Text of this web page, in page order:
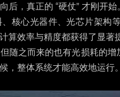
后，真正的 “硬仗” 才刚开
核心光器件、光芯片架构
算效率与精度都获得了显
随之而来的也有光损耗的
，整体系统才能高效地运行